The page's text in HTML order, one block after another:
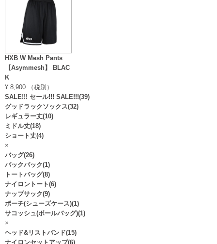
HXB W Mesh Pants
【Asymmesh】 BLAC
K
¥ 8,900 （税別）
SALE!!! セール!!! SALE!!!(39)
グッドラックソックス(32)
レギュラー丈(10)
ミドル丈(18)
ショート丈(4)
×
バッグ(26)
バックパック(1)
トートバッグ(8)
ナイロントート(6)
ナップサック(9)
ポーチ(シューズケース)(1)
サコッシュ(ボールバッグ)(1)
×
ヘッド&リストバンド(15)
ナイロンセットアップ(6)